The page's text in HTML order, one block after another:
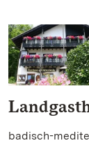
badisch-